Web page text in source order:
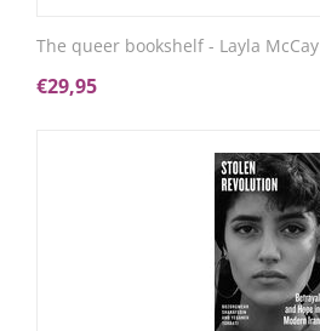
The queer bookshelf - Layla McCay
€29,95